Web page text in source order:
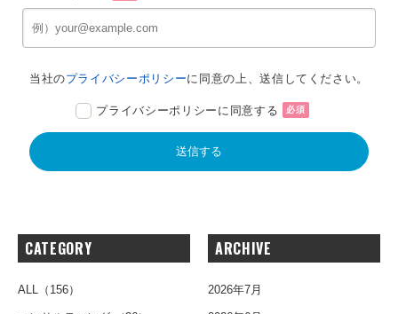
当社のプライバシーポリシーに同意の上、送信してください。
プライバシーポリシーに同意する 必須
CATEGORY
ALL （156）
ARCHIVE
2026年7月